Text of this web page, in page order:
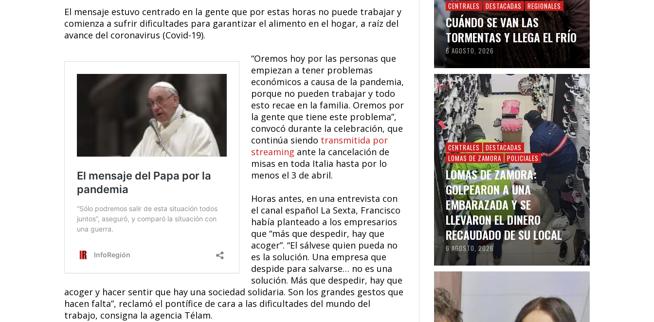
El mensaje estuvo centrado en la gente que por estas horas no puede trabajar y
comienza a sufrir dificultades para garantizar el alimento en el hogar, a raíz del
avance del coronavirus (Covid-19).
“Oremos hoy por las personas que
empiezan a tener problemas
económicos a causa de la pandemia,
porque no pueden trabajar y todo
esto recae en la familia. Oremos por
la gente que tiene este problema”,
convocó durante la celebración, que
continúa siendo transmitida por
streaming ante la cancelación de
misas en toda Italia hasta por lo
menos el 3 de abril.
Horas antes, en una entrevista con
el canal español La Sexta, Francisco
había planteado a los empresarios
que “más que despedir, hay que
acoger”. “El sálvese quien pueda no
es la solución. Una empresa que
despide para salvarse… no es una
solución. Más que despedir, hay que
acoger y hacer sentir que hay una sociedad solidaria. Son los grandes gestos que
hacen falta”, reclamó el pontífice de cara a las dificultades del mundo del
trabajo, consigna la agencia Télam.
CENTRALES DESTACADAS REGIONALES
CUÁNDO SE VAN LAS
TORMENTAS Y LLEGA EL FRÍO
6 AGOSTO, 2026
CENTRALES
DESTACADAS
LOMAS DE ZAMORA
POLICIALES
LOMAS DE ZAMORA:
GOLPEARON A UNA
EMBARAZADA Y SE
LLEVARON EL DINERO
RECAUDADO DE SU LOCAL
6 AGOSTO, 2026